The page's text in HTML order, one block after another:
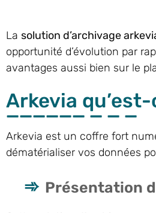
La solution d’archivage
opportunité d’évolution par
avantages aussi bien sur le
Arkevia qu’est-
Arkevia est un coffre fort
dématérialiser vos données
Présentation